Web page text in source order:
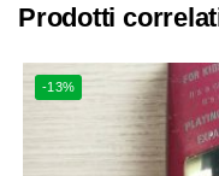
Prodotti
-13%